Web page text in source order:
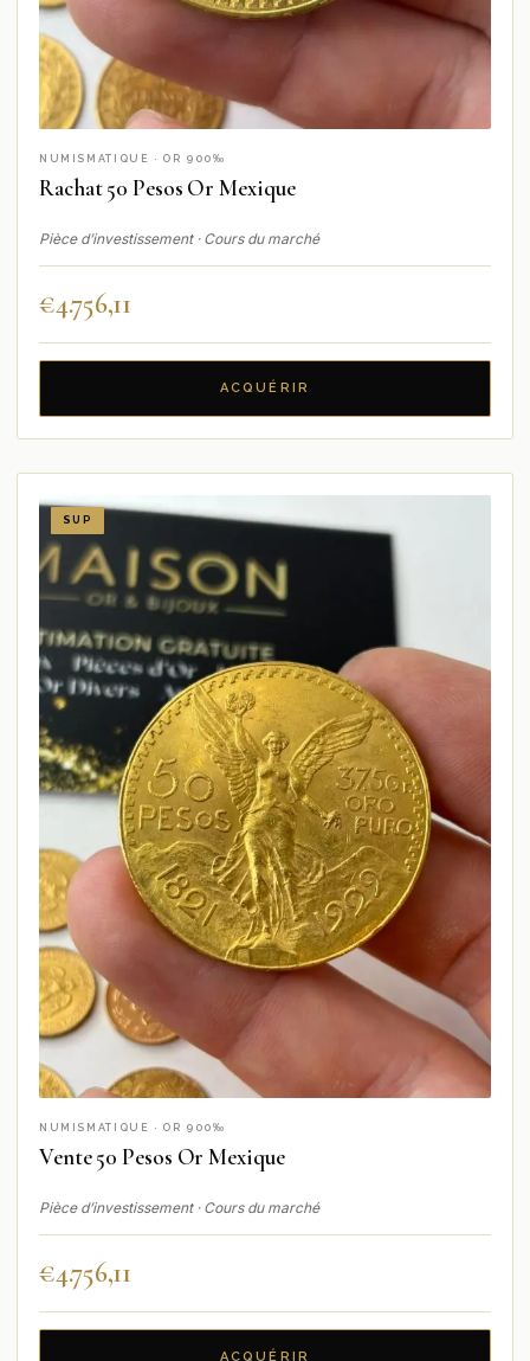
NUMISMATIQUE · OR 900‰
Rachat 50 Pesos Or Mexique
Pièce d’investissement · Cours du marché
€4.756,11
ACQUÉRIR
SUP
NUMISMATIQUE · OR 900‰
Vente 50 Pesos Or Mexique
Pièce d’investissement · Cours du marché
€4.756,11
ACQUÉRIR